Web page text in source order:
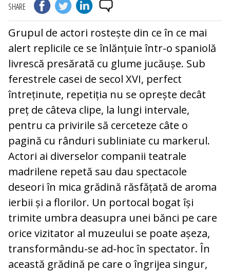
SHARE
Grupul de actori rostește din ce în ce mai
alert replicile ce se înlănțuie într-o spaniolă
livrescă presărată cu glume jucăușe. Sub
ferestrele casei de secol XVI, perfect
întreținute, repetiția nu se oprește decât
preț de câteva clipe, la lungi intervale,
pentru ca privirile să cerceteze câte o
pagină cu rânduri subliniate cu markerul.
Actori ai diverselor companii teatrale
madrilene repetă sau dau spectacole
deseori în mica grădină răsfățată de aroma
ierbii și a florilor. Un portocal bogat își
trimite umbra deasupra unei bănci pe care
orice vizitator al muzeului se poate așeza,
transformându-se ad-hoc în spectator. În
această grădină pe care o îngrijea singur,